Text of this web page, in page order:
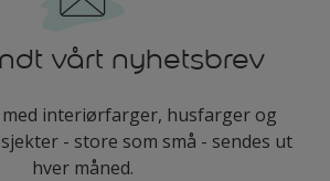
vårt nyhetsbrev
interiørfarger, husfarger og
- store som små - sendes ut
hver måned.